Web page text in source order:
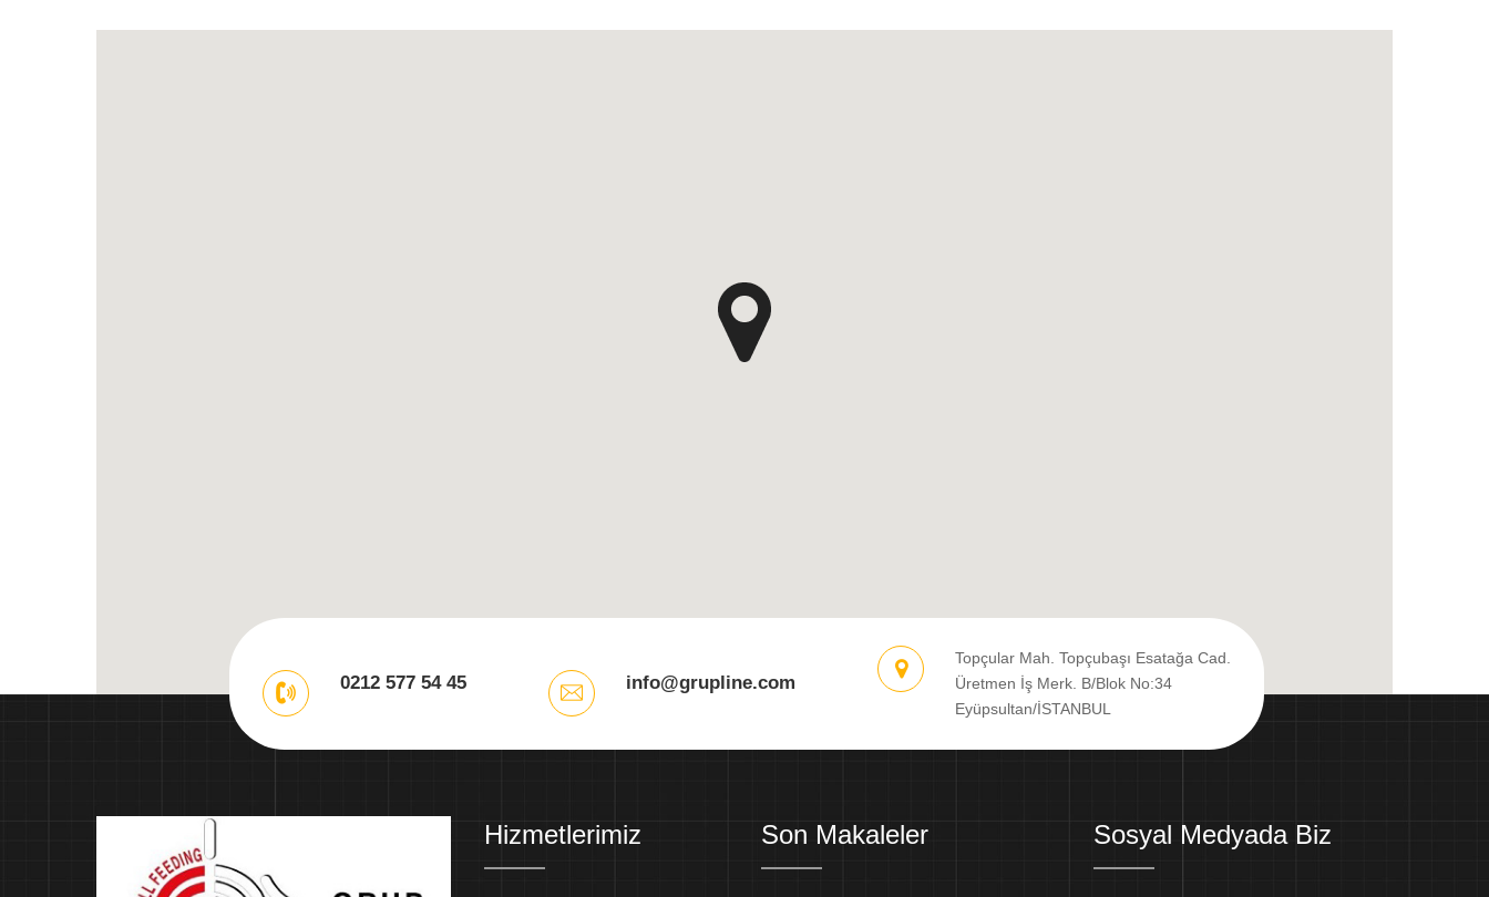
0212 577 54 45 info@grupline.com
Topçular Mah. Topçubaşı Esatağa Cad.
Üretmen İş Merk. B/Blok No:34
Eyüpsultan/İSTANBUL
Hizmetlerimiz Son Makaleler Sosyal Medyada Biz